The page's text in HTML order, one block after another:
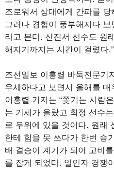
조로워서 상대에게 간파를
그러나 경험이 풍부해지다
라고 본다. 신진서 선수도 원
해지기까지는 시간이 걸렸다
조선일보 이홍렬 바둑전문기
우세하다고 보면서 올해를
이홍렬 기자는 “쫓기는 사람
는 기세가 올랐고 최정 선수
로 우위에 있을 것이다. 원래
한테 힘을 못 쓰다가 한번 승
배 결승이 계기가 되어 고비
를 잡게 되었다. 일인자 경쟁